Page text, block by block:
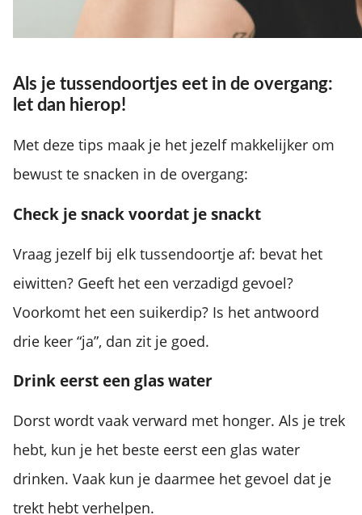
Als je tussendoortjes eet in de overgang:
let dan hierop!
Met deze tips maak je het jezelf makkelijker om
bewust te snacken in de overgang:
Check je snack voordat je snackt
Vraag jezelf bij elk tussendoortje af: bevat het
eiwitten? Geeft het een verzadigd gevoel?
Voorkomt het een suikerdip? Is het antwoord
drie keer “ja”, dan zit je goed.
Drink eerst een glas water
Dorst wordt vaak verward met honger. Als je trek
hebt, kun je het beste eerst een glas water
drinken. Vaak kun je daarmee het gevoel dat je
trekt hebt verhelpen.